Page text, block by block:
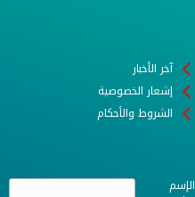
آخر الأخبار
إشعار الخصوصية
الشروط والأحكام
الإسم